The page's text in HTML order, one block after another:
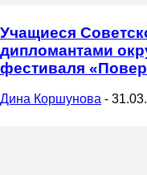
Учащиеся
дипломантами
фестиваля
Дина Коршунова -